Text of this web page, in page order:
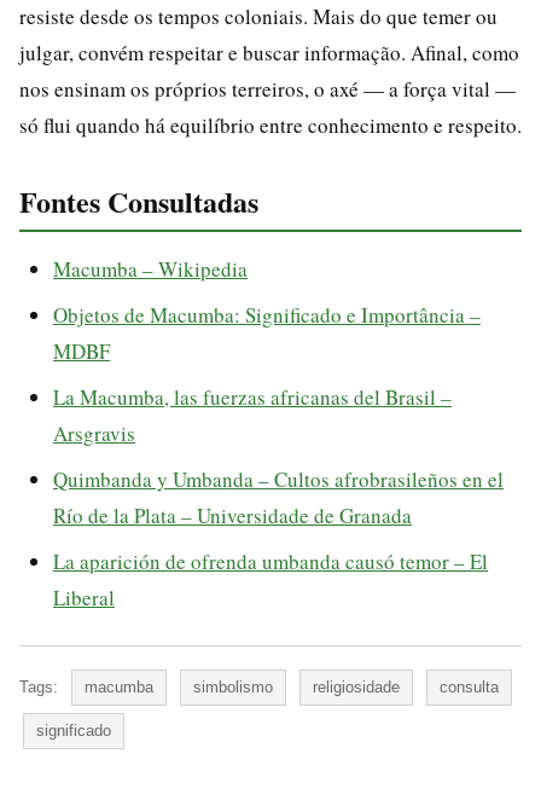
resiste desde os tempos coloniais. Mais do que temer ou
julgar, convém respeitar e buscar informação. Afinal, como
nos ensinam os próprios terreiros, o axé — a força vital —
só flui quando há equilíbrio entre conhecimento e respeito.
Fontes Consultadas
Macumba – Wikipedia
Objetos de Macumba: Significado e Importância –
MDBF
La Macumba, las fuerzas africanas del Brasil –
Arsgravis
Quimbanda y Umbanda – Cultos afrobrasileños en el
Río de la Plata – Universidade de Granada
La aparición de ofrenda umbanda causó temor – El
Liberal
Tags: macumba simbolismo religiosidade consulta
significado